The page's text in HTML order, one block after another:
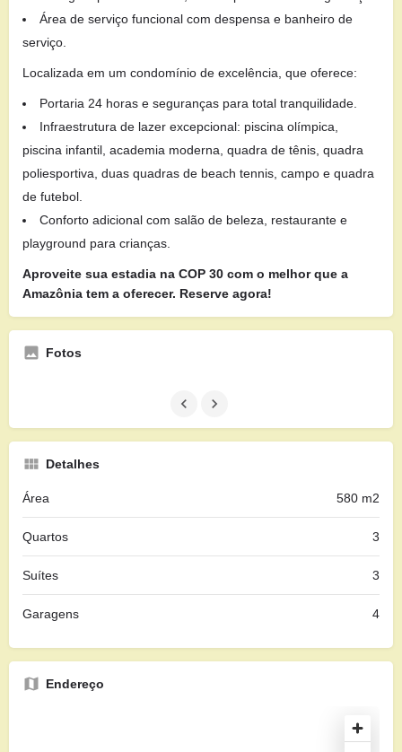
Área de serviço funcional com despensa e banheiro de
serviço.
Localizada em um condomínio de excelência, que oferece:
Portaria 24 horas e seguranças para total tranquilidade.
Infraestrutura de lazer excepcional: piscina olímpica,
piscina infantil, academia moderna, quadra de tênis, quadra
poliesportiva, duas quadras de beach tennis, campo e quadra
de futebol.
Conforto adicional com salão de beleza, restaurante e
playground para crianças.
Aproveite sua estadia na COP 30 com o melhor que a
Amazônia tem a oferecer. Reserve agora!
Fotos
Detalhes
Área 580 m2
Quartos 3
Suítes 3
Garagens 4
Endereço